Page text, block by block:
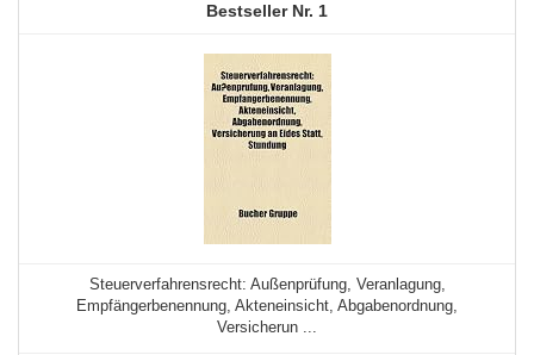
1
Steuerverfahrensrecht: Außenprüfung, Veranlagung,
Empfängerbenennung, Akteneinsicht, Abgabenordnung,
Versicherun ...